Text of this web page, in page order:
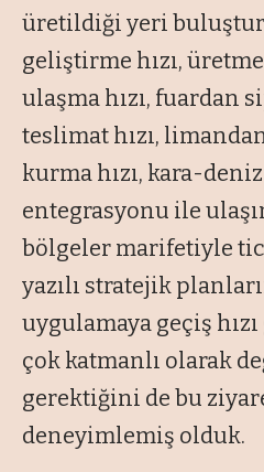
üretildiği yeri
geliştirme hızı,
ulaşma hızı, fuardan
teslimat hızı,
kurma hızı, kara-
entegrasyonu ile
bölgeler marifetiyle
yazılı stratejik
uygulamaya geçiş
çok katmanlı olarak
gerektiğini de bu
deneyimlemiş olduk.